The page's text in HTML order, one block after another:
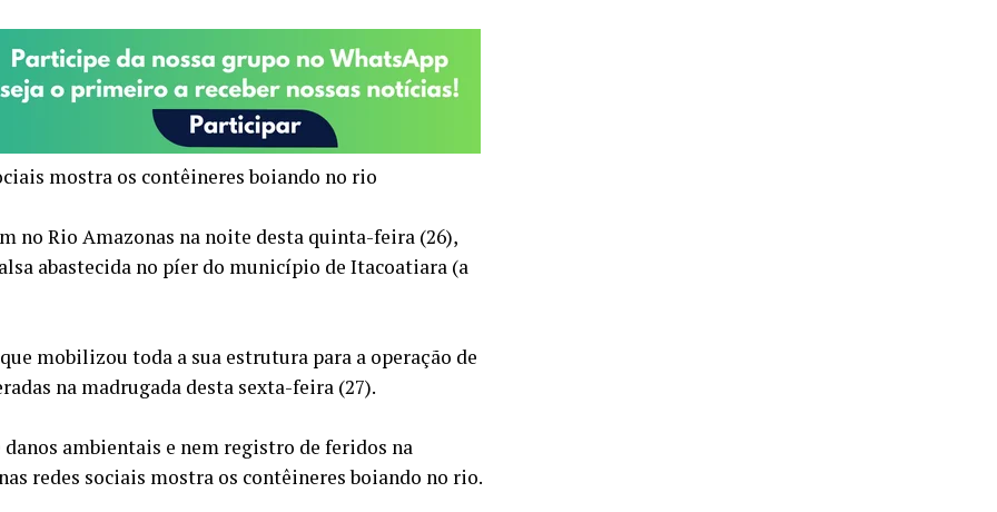
mostra os contêineres boiando no rio
no Rio Amazonas na noite desta quinta-feira (26),
abastecida no píer do município de Itacoatiara (a
mobilizou toda a sua estrutura para a operação de
na madrugada desta sexta-feira (27).
ambientais e nem registro de feridos na
redes sociais mostra os contêineres boiando no rio.